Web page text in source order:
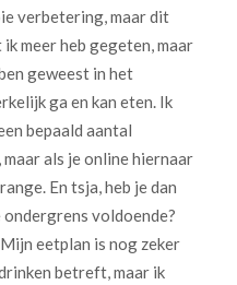
verbetering, maar dit
meer heb gegeten, maar
geweest in het
ga en kan eten. Ik
bepaald aantal
als je online hiernaar
En tsja, heb je dan
voldoende?
eetplan is nog zeker
betreft, maar ik